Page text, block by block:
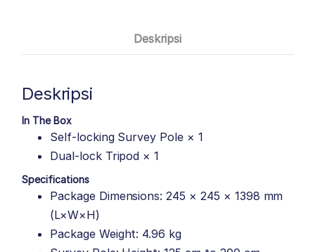
Deskripsi
Deskripsi
In The Box
Self-locking Survey Pole × 1
Dual-lock Tripod × 1
Specifications
Package Dimensions: 245 × 245 × 1398 mm
(L×W×H)
Package Weight: 4.96 kg